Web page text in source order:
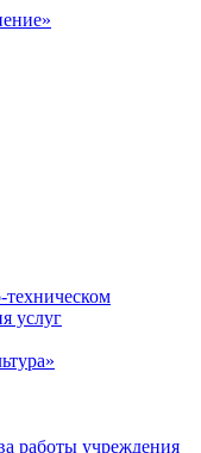
услуг
работы учреждения